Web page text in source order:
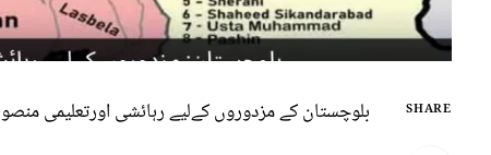
SHARE
بلوچستان کے مزدوروں کےلیے رہائشی اورتعلیمی